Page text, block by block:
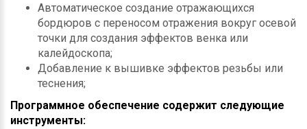
Автоматическое создание отражающихся
бордюров с переносом отражения вокруг осевой
точки для создания эффектов венка или
калейдоскопа;
Добавление к вышивке эффектов резьбы или
теснения;
Программное обеспечение содержит следующие
инструменты: